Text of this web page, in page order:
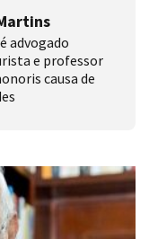
advogado
e professor
causa de